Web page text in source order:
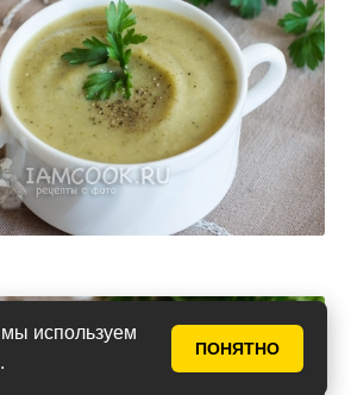
мы используем
.
ПОНЯТНО